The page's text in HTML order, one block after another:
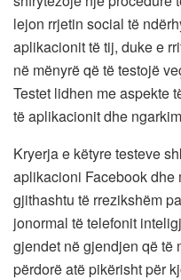
lejon rrjetin social të
aplikacionit të tij, duke e
në mënyrë që të testojë
Testet lidhen me aspekte
të aplikacionit dhe
Kryerja e këtyre testeve
aplikacioni Facebook dhe
gjithashtu të rrezikshëm
jonormal të telefonit
gjendet në gjendjen që të
përdorë atë pikërisht për